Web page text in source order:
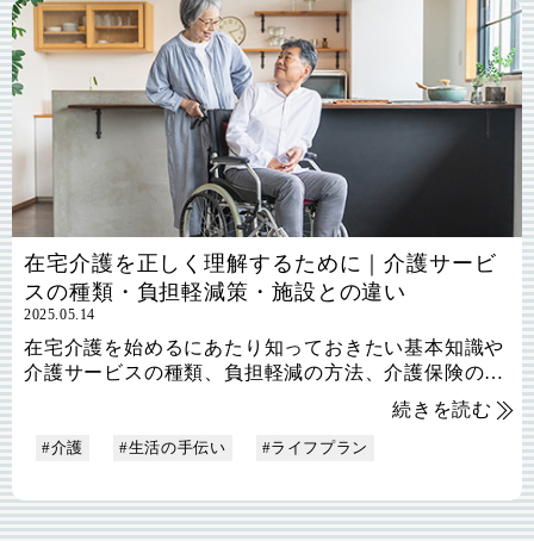
在宅介護を正しく理解するために｜介護サービ
スの種類・負担軽減策・施設との違い
2025.05.14
在宅介護を始めるにあたり知っておきたい基本知識や
介護サービスの種類、負担軽減の方法、介護保険の活
続きを読む
#介護 #生活の手伝い #ライフプラン